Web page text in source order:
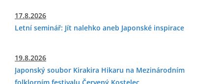
17.8.2026
Letní seminář: Jít nalehko aneb Japonské inspirace
19.8.2026
Japonský soubor Kirakira Hikaru na Mezinárodním